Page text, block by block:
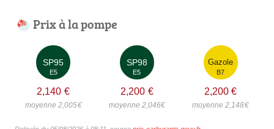
Prix à la pompe
SP95
E5
2,140 €
moyenne 2,005€
SP98
E5
2,200 €
moyenne 2,046€
Gazole
B7
2,200 €
moyenne 2,148€